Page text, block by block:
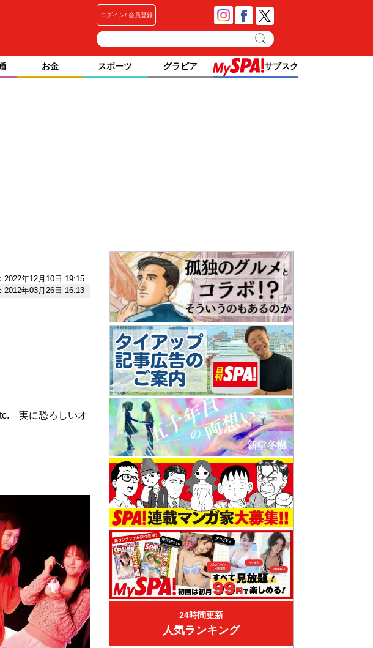
ログイン 会員登録
お金 スポーツ グラビア サブスク
2022年12月10日 19:15
2012年03月26日 16:13
実に恐ろしいオ
24時間更新
人気ランキング